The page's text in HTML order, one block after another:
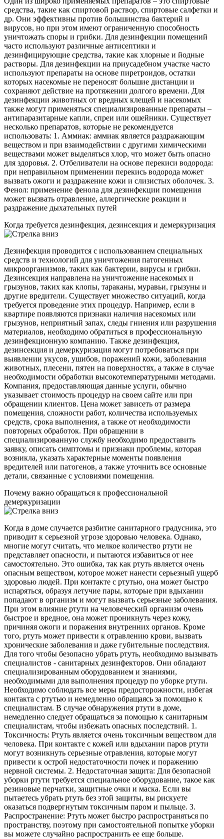
средства, такие как спиртовой раствор, спиртовые салфетки и
др. Они эффективны против большинства бактерий и
вирусов, но при этом имеют ограниченную способность
уничтожать споры и грибки. Для дезинфекции помещений
часто используют различные антисептики и
дезинфицирующие средства, такие как хлорные и йодные
растворы. Для дезинфекции на приусадебном участке часто
используют препараты на основе пиретроидов, остатки
которых насекомые не переносят большие дистанции и
сохраняют действие на протяжении долгого времени. Для
дезинфекции животных от вредных клещей и насекомых
также могут применяться специализированные препараты –
антипаразитарные капли, спреи или ошейники. Существует
несколько препаратов, которые не рекомендуется
использовать: 1. Аммиак: аммиак является раздражающим
веществом и при взаимодействии с другими химическими
веществами может выделяться хлор, что может быть опасно
для здоровья. 2. Отбеливатели на основе перекиси водорода:
при неправильном применении перекись водорода может
вызвать ожоги и раздражение кожи и слизистых оболочек. 3.
Фенол: применение фенола для дезинфекции помещения
может вызвать отравление, аллергические реакции и
раздражение дыхательных путей
Когда требуется дезинфекция, дезинсекция и демеркуризация
Дезинфекция проводится с использованием специальных
средств и технологий для уничтожения патогенных
микроорганизмов, таких как бактерии, вирусы и грибки.
Дезинсекция направлена на уничтожение насекомых и
грызунов, таких как клопы, тараканы, муравьи, грызуны и
другие вредители. Существует множество ситуаций, когда
требуется проведение этих процедур. Например, если в
квартире появляются признаки наличия насекомых или
грызунов, неприятный запах, следы гниения или разрушения
материалов, необходимо обратиться в профессиональную
дезинфекционную компанию. Также дезинфекция,
дезинсекция и демеркуризация могут потребоваться при
выявлении укусов, ушибов, поражений кожи, заболевания
животных, плесени, пятен на поверхностях, а также в случае
необходимости обработки высокотемпературными методами.
Компания, предоставляющая данные услуги, обычно
указывает стоимость процедур на своем сайте или при
обращении клиентов. Цена может зависеть от размера
помещения, сложности работ, количества используемых
средств, срока выполнения, а также от необходимости
повторных обработок. При обращении в
специализированную службу необходимо предоставить
заявку, описать симптомы и признаки проблемы, которая
возникла, указать характерные моменты появления
вредителей или патогенов, а также уточнить все основные
детали, связанные с условиями помещения.
Почему важно обращаться к профессиональной
демеркуризации
Когда в доме случается разбитие санитарного градусника, это
приводит к серьезной угрозе здоровью человека. Однако,
многие могут считать, что мелкое количество ртути не
представляет опасности, и пытаются избавиться от нее
самостоятельно. Это ошибка, так как ртуть является очень
опасным веществом, которое может нанести серьезный ущерб
здоровью людей. При контакте с ртутью, она может быстро
испаряться, образуя летучие пары, которые при вдыхании
попадают в организм и могут вызвать серьезные заболевания.
При этом влияние ртути на человеческий организм очень
быстрое и вредное, она может проникнуть через кожу,
причиняя ожоги и поражения внутренних органов. Кроме
того, ртуть может привести к отравлению крови, вызвать
хронические заболевания и даже губительные последствия.
Для того чтобы безопасно убрать ртуть, необходимо вызывать
специалистов - санитарных дезинфекторов. Они обладают
специализированным оборудованием и знаниями,
необходимыми для выполнения процедур по уборке ртути.
Необходимо соблюдать все меры предосторожности, избегая
контакта с ртутью и немедленно обращаясь за помощью к
специалистам. В случае обнаружения ртути в доме,
немедленно следует обращаться за помощью к санитарным
специалистам, чтобы избежать опасных последствий. 1.
Токсичность: Ртуть является очень токсичным веществом для
человека. При контакте с кожей или вдыхании паров ртути
могут возникнуть серьезные отравления, которые могут
привести к острой недостаточности почек и поражению
нервной системы. 2. Недостаточная защита: Для безопасной
уборки ртути требуется специальное оборудование, такое как
резиновые перчатки, защитные очки и маска. Если вы
пытаетесь убрать ртуть без этой защиты, вы рискуете
оказаться подвергнутым токсичным паром и пыльце. 3.
Распространение: Ртуть может быстро распространяться по
пространству, поэтому при самостоятельной попытке уборки
вы можете случайно распространить ее еще больше.